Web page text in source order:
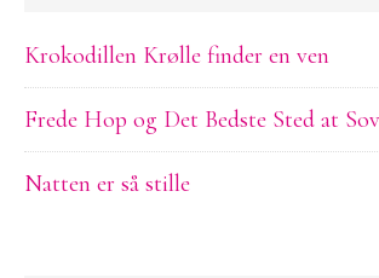
Krokodillen Krølle finder en ven
Frede Hop og Det Bedste Sted at
Natten er så stille